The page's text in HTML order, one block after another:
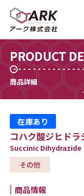
PRODUCT
商品詳細
在庫あり
コハク酸ジヒドラ
Succinic Dihydrazide
その他
商品情報